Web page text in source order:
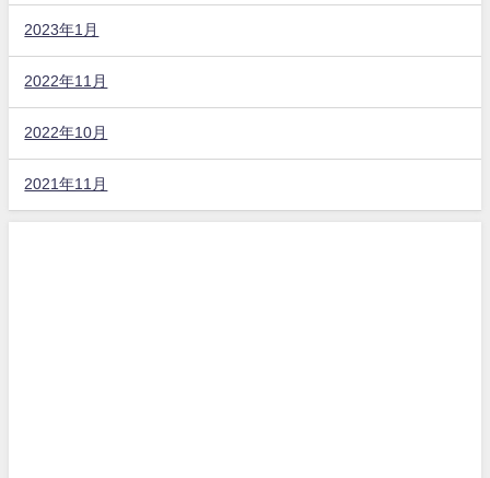
2023年1月
2022年11月
2022年10月
2021年11月